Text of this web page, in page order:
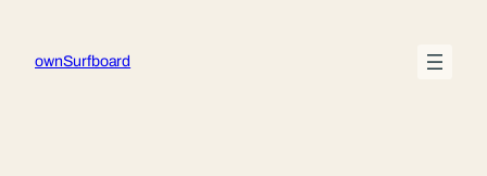
springen
ownSurfboard